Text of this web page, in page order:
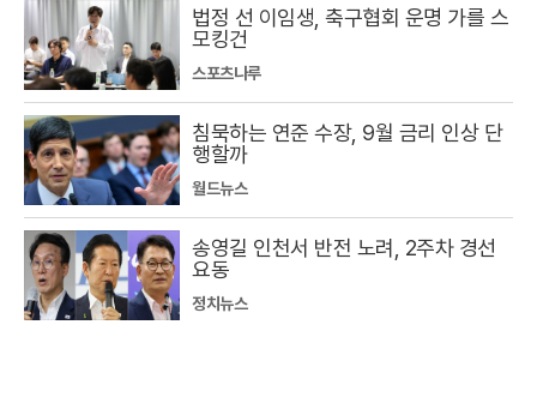
법정 선 이임생, 축구협회 운명 가를 스
모킹건
스포츠나루
침묵하는 연준 수장, 9월 금리 인상 단
행할까
월드뉴스
송영길 인천서 반전 노려, 2주차 경선
요동
정치뉴스